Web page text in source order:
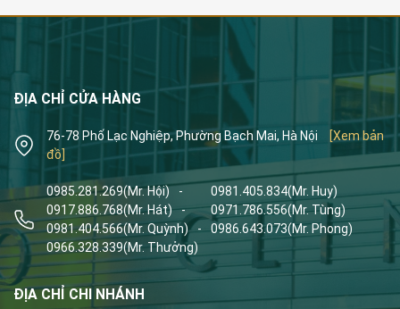
ĐỊA CHỈ CỬA HÀNG
76-78 Phố Lạc Nghiệp, Phường Bạch Mai, Hà Nội
[Xem bản
đồ]
0985.281.269(Mr. Hội) - 0981.405.834(Mr. Huy)
0917.886.768(Mr. Hát) - 0971.786.556(Mr. Tùng)
0981.404.566(Mr. Quỳnh) - 0986.643.073(Mr. Phong)
0966.328.339(Mr. Thưởng)
ĐỊA CHỈ CHI NHÁNH